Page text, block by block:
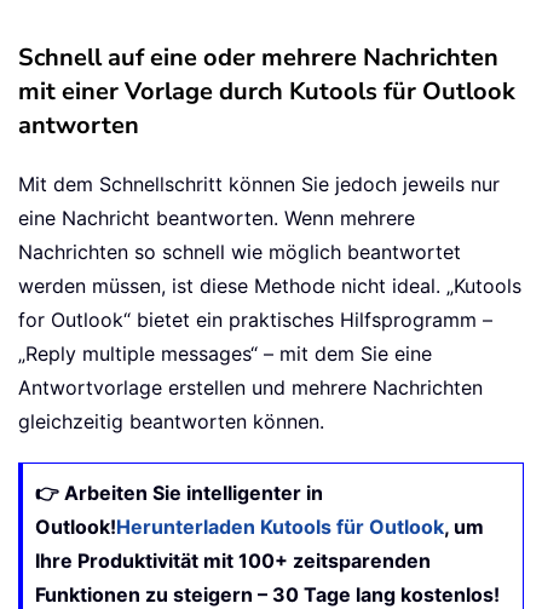
Schnell auf eine oder mehrere Nachrichten
mit einer Vorlage durch Kutools für Outlook
antworten
Mit dem Schnellschritt können Sie jedoch jeweils nur
eine Nachricht beantworten. Wenn mehrere
Nachrichten so schnell wie möglich beantwortet
werden müssen, ist diese Methode nicht ideal. „Kutools
for Outlook“ bietet ein praktisches Hilfsprogramm –
„Reply multiple messages“ – mit dem Sie eine
Antwortvorlage erstellen und mehrere Nachrichten
gleichzeitig beantworten können.
👉 Arbeiten Sie intelligenter in
Outlook!Herunterladen Kutools für Outlook, um
Ihre Produktivität mit 100+ zeitsparenden
Funktionen zu steigern – 30 Tage lang kostenlos!